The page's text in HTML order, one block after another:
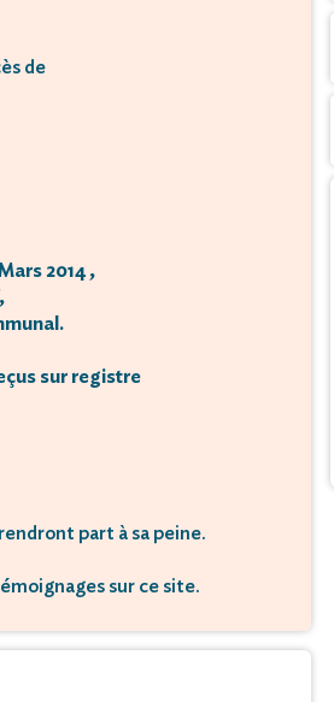
de
2014 ,
sur registre
part à sa peine.
sur ce site.